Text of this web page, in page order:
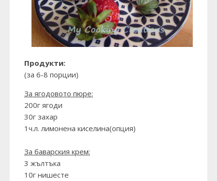
Продукти:
(за 6-8 порции)
За ягодовото пюре:
200г ягоди
30г захар
1ч.л. лимонена киселина(опция)
За баварския крем:
3 жълтъка
10г нишесте